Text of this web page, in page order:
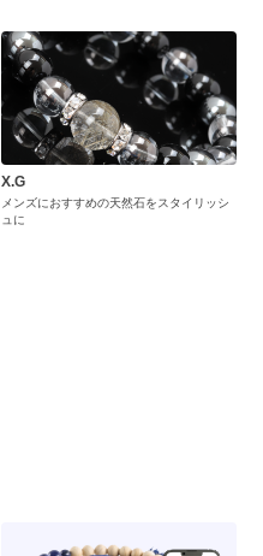
X.G
メンズにおすすめの天然石をスタイリッシ
ュに